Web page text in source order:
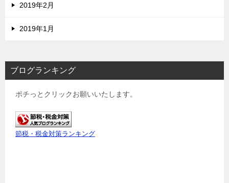
2019年2月
2019年1月
ブログランキング
ポチっとクリックお願いいたします。
節税・税金対策ランキング